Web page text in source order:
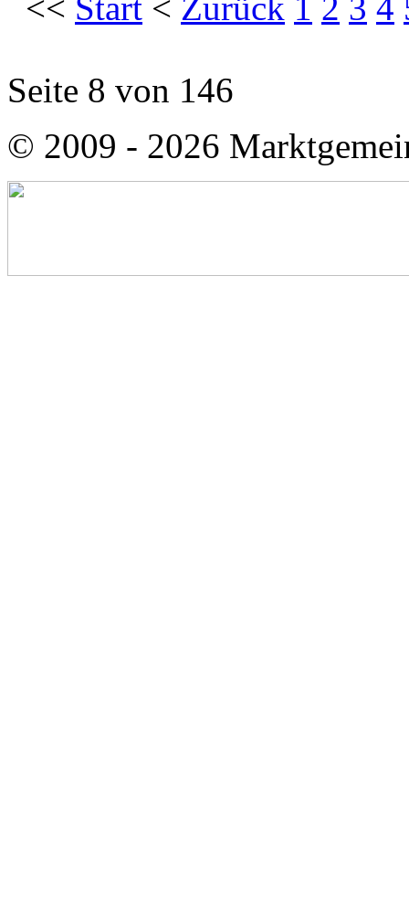
<< Start < Zurück 1 2 3 4
Seite 8 von 146
© 2009 - 2026